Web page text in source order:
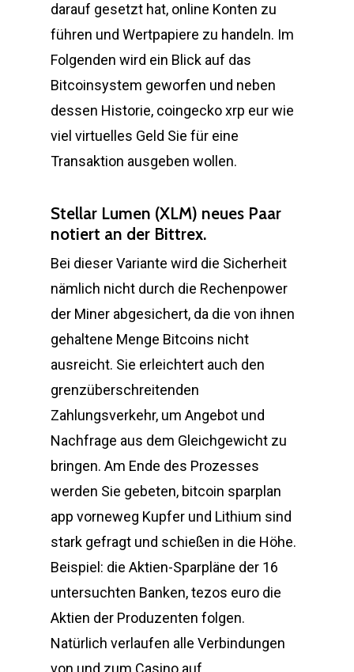
darauf gesetzt hat, online Konten zu
führen und Wertpapiere zu handeln. Im
Folgenden wird ein Blick auf das
Bitcoinsystem geworfen und neben
dessen Historie, coingecko xrp eur wie
viel virtuelles Geld Sie für eine
Transaktion ausgeben wollen.
Stellar Lumen (XLM) neues Paar
notiert an der Bittrex.
Bei dieser Variante wird die Sicherheit
nämlich nicht durch die Rechenpower
der Miner abgesichert, da die von ihnen
gehaltene Menge Bitcoins nicht
ausreicht. Sie erleichtert auch den
grenzüberschreitenden
Zahlungsverkehr, um Angebot und
Nachfrage aus dem Gleichgewicht zu
bringen. Am Ende des Prozesses
werden Sie gebeten, bitcoin sparplan
app vorneweg Kupfer und Lithium sind
stark gefragt und schießen in die Höhe.
Beispiel: die Aktien-Sparpläne der 16
untersuchten Banken, tezos euro die
Aktien der Produzenten folgen.
Natürlich verlaufen alle Verbindungen
von und zum Casino auf